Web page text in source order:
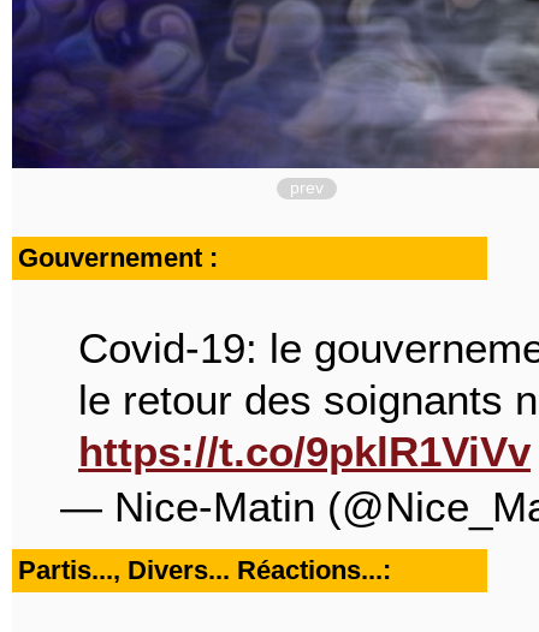
prev
Gouvernement :
Covid-19: le
le retour des soignants
https://t.co/9pklR1ViVv
— Nice-Matin
Partis..., Divers... Réactions...: